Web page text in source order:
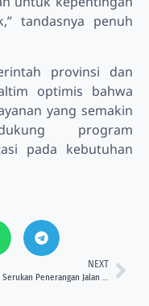
tandasnya penuh
provinsi dan
optimis bahwa
yang semakin
program
pada kebutuhan
NEXT
Subandi Serukan Penerangan Jalan dan Akses Air Bersih untuk Kaltim yang Lebih Merata